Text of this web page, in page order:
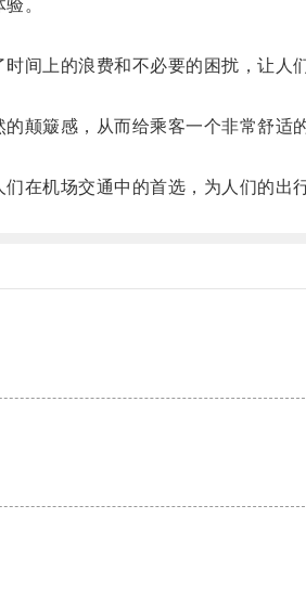
。
上的浪费和不必要的困扰，让人
簸感，从而给乘客一个非常舒适的
机场交通中的首选，为人们的出